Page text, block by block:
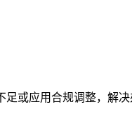
足或应用合规调整，解